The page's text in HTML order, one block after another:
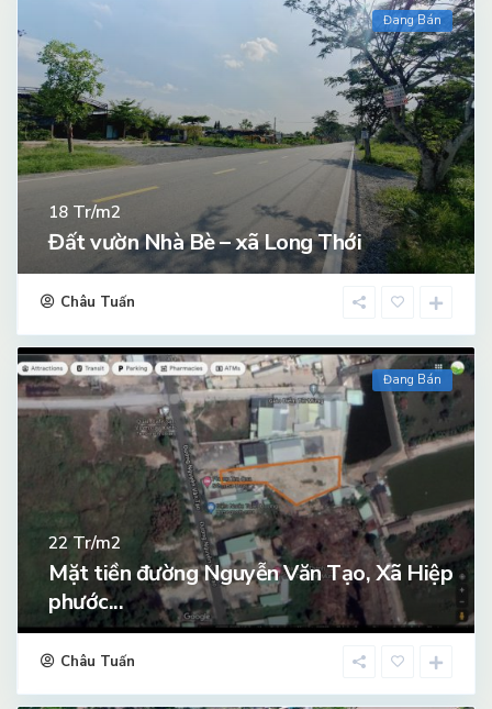
Đang Bán
18 Tr/m2
Đất vườn Nhà Bè – xã Long Thới
Châu Tuấn
Đang Bán
22Tr/m2
Mặt tiền đường Nguyễn Văn Tạo, Xã Hiệp
phước...
Châu Tuấn